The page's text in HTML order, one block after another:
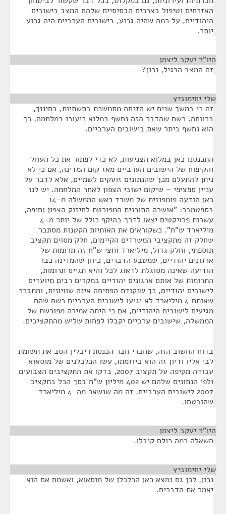
האזרחים וטיפול בצרכים הבסיסיים שלהם המצב בישובים
היהודיים, על כמה שהיה גרוע, בישובים הערביים היה גרוע
יותר.
היו"ר יעקב ליצמן
זה המצב הרגיל, נכון?
שלי יחימוביץ
זה כי במשך שנים יש הזנחה מתמשכת בתשתיות, בחינוך,
ברווחה. כשם שהדבר הזה נחשף במלוא כיעורו במלחמה, כך
הוא נחשף ביתר שאת בישובים הערביים.
התכנסנו כאן במלוא הצניעות, לא כדי לפתור את כל העוול
והקיפוח של הישובים הערביים מאז קום המדינה, אם כי לא
ניתן להתעלם מכך שהנתונים זועקים לשמיים, אלא לדבר על
עניין ספציפי – שיקום ישובי הצפון לאחר המלחמה. יש לנו
כאן הודעה פומפוזית של משרד ראש הממשלה מ-14
בספטמבר: "אושרה התוכנית המפורטת לחיזוק הצפון וחיפה,
עשרות פרויקטים יצאו לדרך בהיקף כולל של יותר מ-4
מיליארד ש"ח". כשקוראים את האותיות הקטנות מסתבר
שחלק זה מתקציבי המשרדים הקיימים, חלק מסוים תקציב
תוספתי, וחלק גדול, מיליארד וחצי ש"ח זה תרומות של
ארגונים יהודיים, שמטבע הדברים, כיוון שהמדינה כבר
הודיעה שאינה מסוגלת לדאוג לכל והיא תגייס תרומות,
התרומות של אותם ארגונים יהודיים במקרים רבים מיועדים
לישובים יהודיים, כך שנקודת הפתיחה אינה שוויונית, ומתברר
שאותם 4 מיליארד לא יגיעו לישובים הערביים כשם שהם
מגיעים לישובים היהודיים, אם כי היתה אמירה מפורשת של
הממשלה, שישובים ערביים יקבלו לפחות שליש מהתקציבים.
בדוח החשוב הזה, שחברי חבר הכנסת ריבלין הסב את תשומת
לבי אליו ודיון זה הוא ביוזמתו, עשו הכלכלנים של מוסאוא
עבודה מקיפה על תקציב 2007, בדקו את התקציבים הצבועים
ולפי הנתונים שלהם יש 402 מיליון ש"ח בסך הכל בתקציב
2007 לישובים הערביים. זה מה שנשאר מה-4 מיליארד
שהובטחו.
היו"ר יעקב ליצמן
השאלה כמה כולם קיבלו.
שלי יחימוביץ
נכון, לכן גם נמצא כאן הכלכלן של מוסאוא, ואשמח אם הוא
יאמר את הדברים.